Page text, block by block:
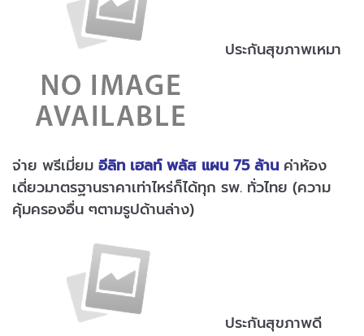
ประกันสุขภาพเหมา
จ่าย พรีเมี่ยม อีลิท เฮลท์ พลัส แผน 75 ล้าน ค่าห้อง
เดี่ยวมาตรฐานราคาเท่าไหร่ก็ได้ทุก รพ. ทั่วไทย (ความ
คุ้มครองอื่น ๆตามรูปด้านล่าง)
ประกันสุขภาพดี